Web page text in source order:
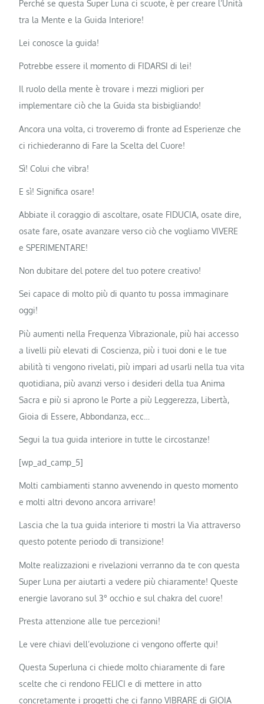
Perché se questa Super Luna ci scuote, è per creare l’Unità
tra la Mente e la Guida Interiore!
Lei conosce la guida!
Potrebbe essere il momento di FIDARSI di lei!
Il ruolo della mente è trovare i mezzi migliori per
implementare ciò che la Guida sta bisbigliando!
Ancora una volta, ci troveremo di fronte ad Esperienze che
ci richiederanno di Fare la Scelta del Cuore!
Sì! Colui che vibra!
E sì! Significa osare!
Abbiate il coraggio di ascoltare, osate FIDUCIA, osate dire,
osate fare, osate avanzare verso ciò che vogliamo VIVERE
e SPERIMENTARE!
Non dubitare del potere del tuo potere creativo!
Sei capace di molto più di quanto tu possa immaginare
oggi!
Più aumenti nella Frequenza Vibrazionale, più hai accesso
a livelli più elevati di Coscienza, più i tuoi doni e le tue
abilità ti vengono rivelati, più impari ad usarli nella tua vita
quotidiana, più avanzi verso i desideri della tua Anima
Sacra e più si aprono le Porte a più Leggerezza, Libertà,
Gioia di Essere, Abbondanza, ecc…
Segui la tua guida interiore in tutte le circostanze!
[wp_ad_camp_5]
Molti cambiamenti stanno avvenendo in questo momento
e molti altri devono ancora arrivare!
Lascia che la tua guida interiore ti mostri la Via attraverso
questo potente periodo di transizione!
Molte realizzazioni e rivelazioni verranno da te con questa
Super Luna per aiutarti a vedere più chiaramente! Queste
energie lavorano sul 3° occhio e sul chakra del cuore!
Presta attenzione alle tue percezioni!
Le vere chiavi dell’evoluzione ci vengono offerte qui!
Questa Superluna ci chiede molto chiaramente di fare
scelte che ci rendono FELICI e di mettere in atto
concretamente i progetti che ci fanno VIBRARE di GIOIA